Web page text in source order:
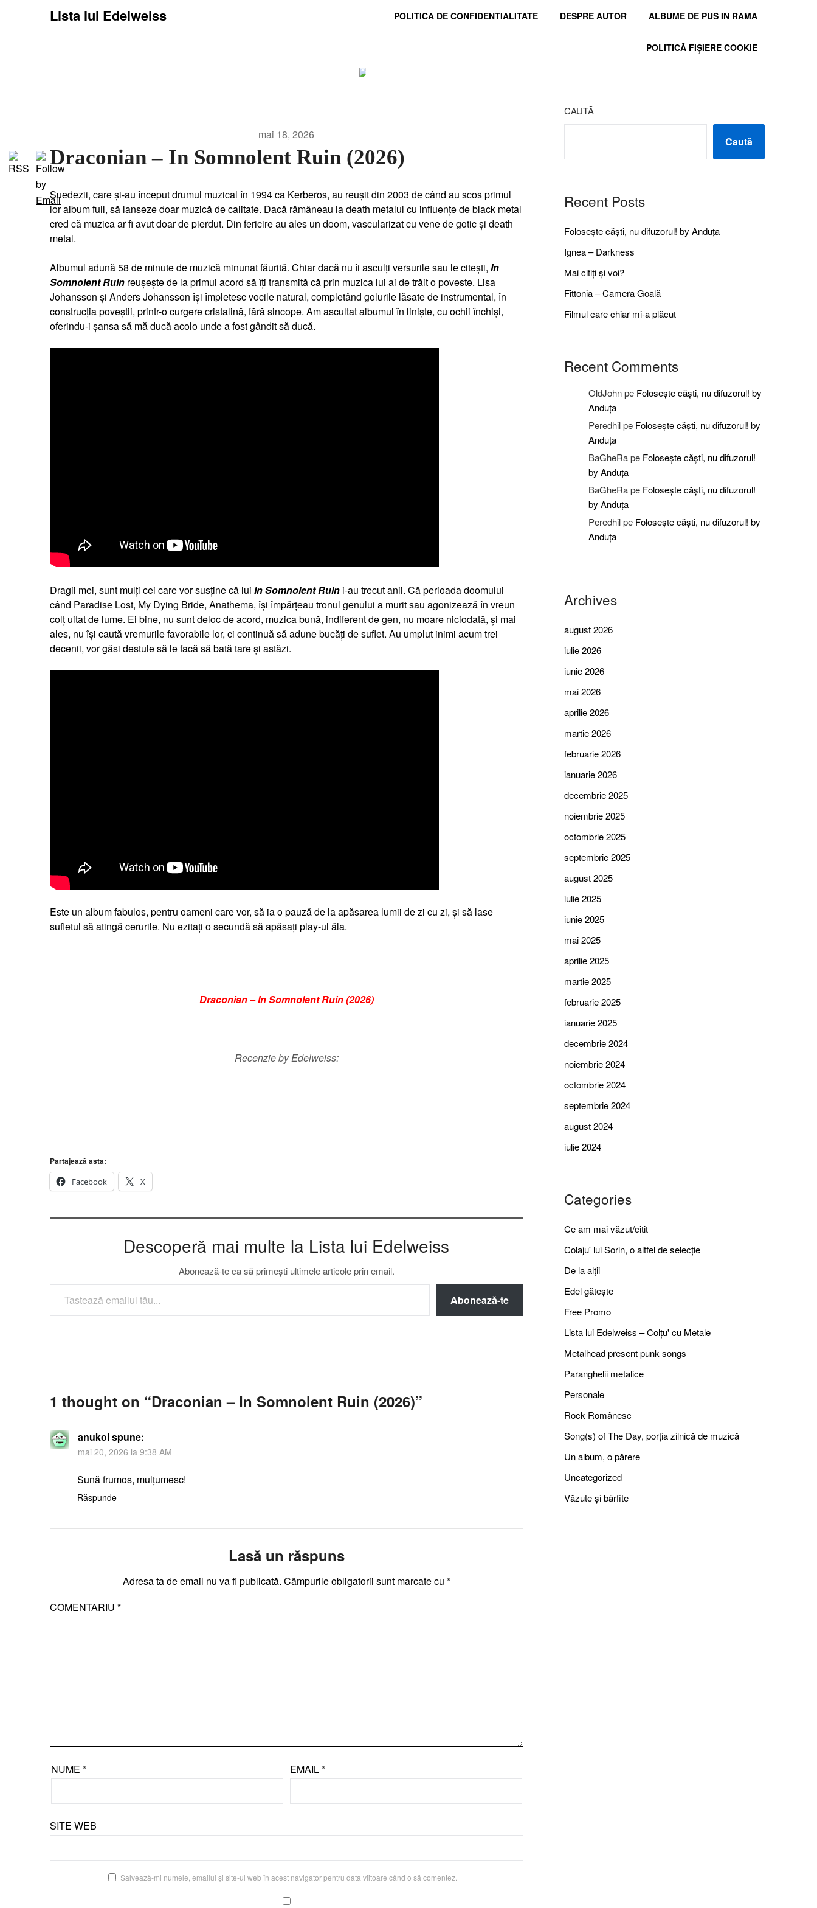
Lista lui Edelweiss POLITICA DE CONFIDENTIALITATE DESPRE AUTOR ALBUME DE PUS IN RAMA
POLITICĂ FIȘIERE COOKIE
Lista lui Edelweiss
mai 18, 2026
Draconian – In Somnolent Ruin (2026)
Suedezii, care și-au început drumul muzical în 1994 ca Kerberos, au reușit din 2003 de când au scos primul
lor album full, să lanseze doar muzică de calitate. Dacă rămâneau la death metalul cu influențe de black metal
cred că muzica ar fi avut doar de pierdut. Din fericire au ales un doom, vascularizat cu vene de gotic și death
metal.
Albumul adună 58 de minute de muzică minunat făurită. Chiar dacă nu îi asculți versurile sau le citești, In
Somnolent Ruin reușește de la primul acord să îți transmită că prin muzica lui ai de trăit o poveste. Lisa
Johansson și Anders Johansson își împletesc vocile natural, completând golurile lăsate de instrumental, în
construcția poveștii, printr-o curgere cristalină, fără sincope. Am ascultat albumul în liniște, cu ochii închiși,
oferindu-i șansa să mă ducă acolo unde a fost gândit să ducă.
Dragii mei, sunt mulți cei care vor susține că lui In Somnolent Ruin i-au trecut anii. Că perioada doomului
când Paradise Lost, My Dying Bride, Anathema, își împărțeau tronul genului a murit sau agonizează în vreun
colț uitat de lume. Ei bine, nu sunt deloc de acord, muzica bună, indiferent de gen, nu moare niciodată, și mai
ales, nu își caută vremurile favorabile lor, ci continuă să adune bucăți de suflet. Au umplut inimi acum trei
decenii, vor găsi destule să le facă să bată tare și astăzi.
Este un album fabulos, pentru oameni care vor, să ia o pauză de la apăsarea lumii de zi cu zi, și să lase
sufletul să atingă cerurile. Nu ezitați o secundă să apăsați play-ul ăla.
Draconian – In Somnolent Ruin (2026)
Recenzie by Edelweiss:
Partajează asta:
Facebook
X
Descoperă mai multe la Lista lui Edelweiss
Abonează-te ca să primești ultimele articole prin email.
TASTEAZĂ EMAILUL TĂU...
Abonează-te
1 thought on “Draconian – In Somnolent Ruin (2026)”
anukoispune:
mai 20, 2026 la 9:38 AM
Sună frumos, mulțumesc!
Răspunde
Lasă un răspuns
Adresa ta de email nu va fi publicată. Câmpurile obligatorii sunt marcate cu *
COMENTARIU *
NUME * EMAIL*
SITE WEB
Salvează-mi numele, emailul și site-ul web în acest navigator pentru data viitoare când o să comentez.
CAUTĂ
Caută
Recent Posts
Folosește căști, nu difuzorul! by Anduța
Ignea – Darkness
Mai citiți și voi?
Fittonia – Camera Goală
Filmul care chiar mi-a plăcut
Recent Comments
OldJohnpe Folosește căști, nu difuzorul! by
Anduța
Peredhilpe Folosește căști, nu difuzorul! by
Anduța
BaGheRape Folosește căști, nu difuzorul!
by Anduța
BaGheRape Folosește căști, nu difuzorul!
by Anduța
Peredhilpe Folosește căști, nu difuzorul! by
Anduța
Archives
august 2026
iulie 2026
iunie 2026
mai 2026
aprilie 2026
martie 2026
februarie 2026
ianuarie 2026
decembrie 2025
noiembrie 2025
octombrie 2025
septembrie 2025
august 2025
iulie 2025
iunie 2025
mai 2025
aprilie 2025
martie 2025
februarie 2025
ianuarie 2025
decembrie 2024
noiembrie 2024
octombrie 2024
septembrie 2024
august 2024
iulie 2024
Categories
Ce am mai văzut/citit
Colaju' lui Sorin, o altfel de selecție
De la alții
Edel gătește
Free Promo
Lista lui Edelweiss – Colțu' cu Metale
Metalhead present punk songs
Paranghelii metalice
Personale
Rock Românesc
Song(s) of The Day, porția zilnică de muzică
Un album, o părere
Uncategorized
Văzute și bârfite